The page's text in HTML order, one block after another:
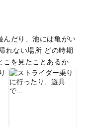
然の中でゆっくり過ご
んだり、池には亀がい
れない場所 どの時期
こを見たことあるか
は要注意 それ以外は
はり遊具並ぶけど、す
べるスポット